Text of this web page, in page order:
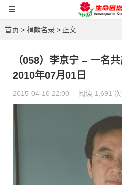
首页 > 捐献名录 > 正文
（058）李京宁 – 一名
2010年07月01日
2015-04-10 22:00 阅读 1,691 次